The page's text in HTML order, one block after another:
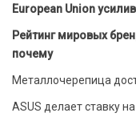
European Union
Рейтинг мировых
почему
Металлочерепица
ASUS делает ставку